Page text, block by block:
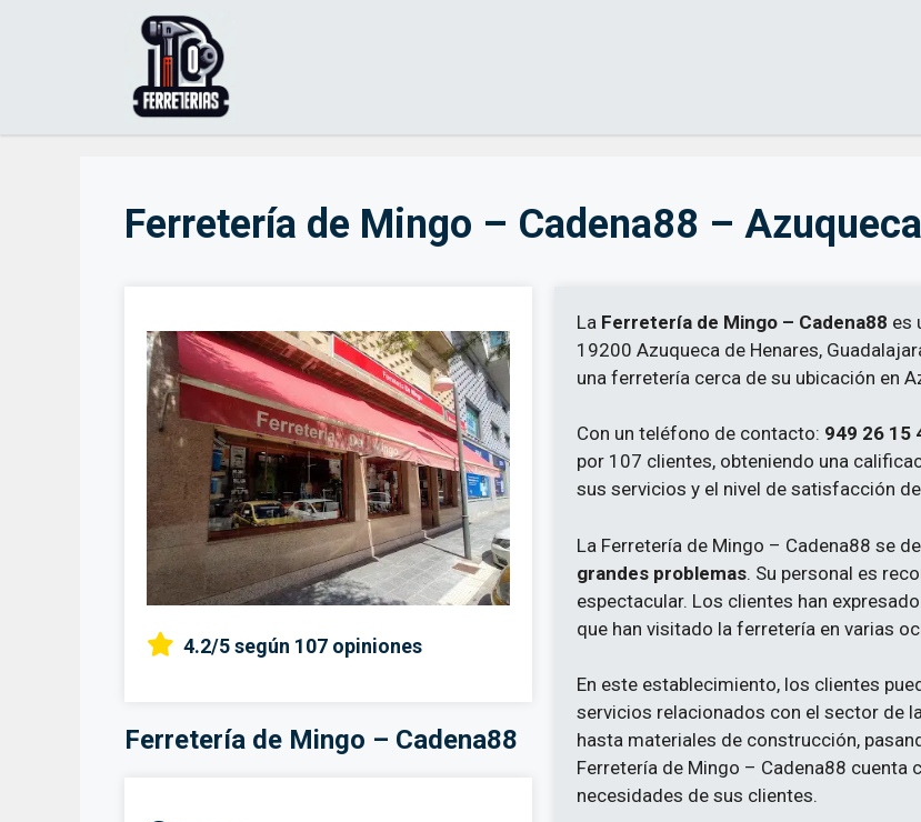
Ferretería de Mingo – Cadena88 –
4.2/5según 107 opiniones
Ferretería de Mingo – Cadena88
La Ferretería de Mingo – Cadena88 es
19200 Azuqueca de Henares,
una ferretería cerca de su ubicación en
Con un teléfono de contacto: 949 26 15
por 107 clientes, obteniendo una
sus servicios y el nivel de satisfacción
La Ferretería de Mingo – Cadena88 se
grandes problemas. Su personal es
espectacular. Los clientes han
que han visitado la ferretería en varias
En este establecimiento, los clientes
servicios relacionados con el sector de
hasta materiales de construcción,
Ferretería de Mingo – Cadena88
necesidades de sus clientes.